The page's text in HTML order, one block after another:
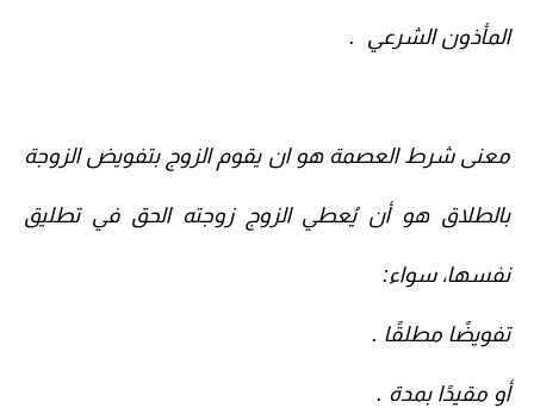
المأذون الشرعي .
معنى شرط العصمة هو ان يقوم الزوج بتفويض الزوجة
بالطلاق هو أن يُعطي الزوج زوجته الحق في تطليق
نفسها، سواء:
تفويضًا مطلقًا .
أو مقيدًا بمدة .